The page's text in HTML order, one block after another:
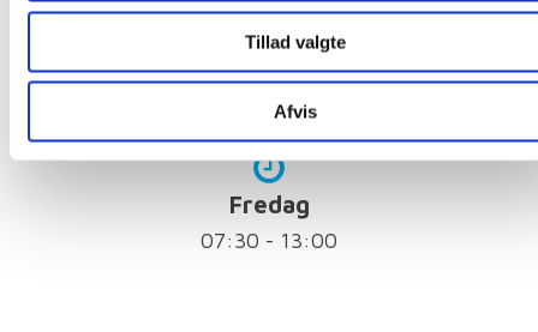
Tillad valgte
Afvis
Torsdag
07:30 - 18:00
Fredag
07:30 - 13:00